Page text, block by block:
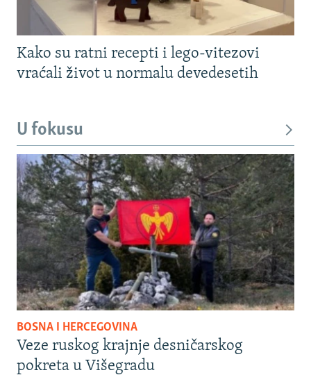
Kako su ratni recepti i lego-vitezovi
vraćali život u normalu devedesetih
U fokusu
BOSNA I HERCEGOVINA
Veze ruskog krajnje desničarskog
pokreta u Višegradu